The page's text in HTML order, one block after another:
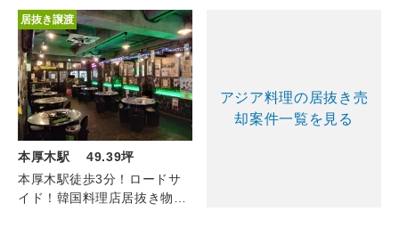
居抜き譲渡
本厚木駅 49.39坪
本厚木駅徒歩3分！ロードサ
イド！韓国料理店居抜き物
アジア料理の居抜き売
却案件一覧を見る